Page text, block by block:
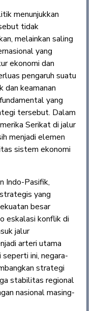
menunjukkan
tidak
melainkan saling
yang
ekonomi dan
pengaruh suatu
keamanan
yang
tersebut. Dalam
Serikat di jalur
menjadi elemen
sistem ekonomi
Indo-Pasifik,
yang
besar
eskalasi konflik di
jalur
arteri utama
ini, negara-
strategi
stabilitas regional
nasional masing-